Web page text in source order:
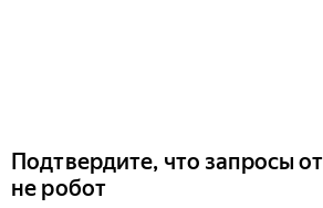
Подтвердите, что запросы
не робот